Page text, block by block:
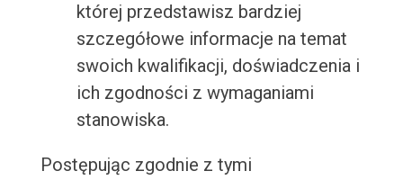
której przedstawisz bardziej
szczegółowe informacje na temat
swoich kwalifikacji, doświadczenia i
ich zgodności z wymaganiami
stanowiska.
Postępując zgodnie z tymi